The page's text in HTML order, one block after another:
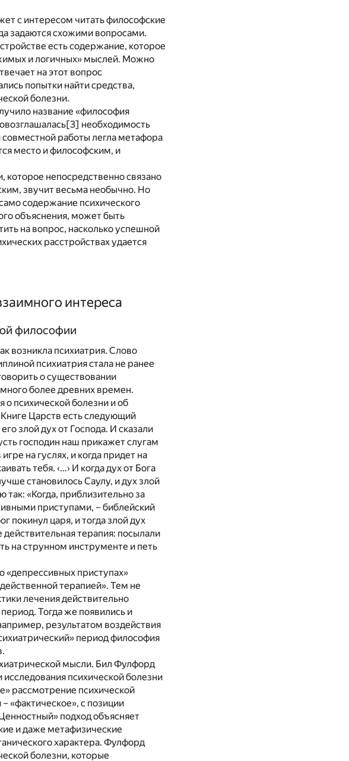
с интересом читать философские
задаются схожими вопросами.
есть содержание, которое
и логичных» мыслей. Можно
на этот вопрос
попытки найти средства,
болезни.
название «философия
[3] необходимость
работы легла метафора
место и философским, и
которое непосредственно связано
звучит весьма необычно. Но
содержание психического
объяснения, может быть
на вопрос, насколько успешной
расстройствах удается
интереса
философии
возникла психиатрия. Слово
психиатрия стала не ранее
о существовании
более древних времен.
психической болезни и об
Царств есть следующий
злой дух от Господа. И сказали
господин наш прикажет слугам
на гуслях, и когда придет на
тебя. ‹…› И когда дух от Бога
становилось Саулу, и дух злой
так: «Когда, приблизительно за
приступами, – библейский
покинул царя, и тогда злой дух
терапия: посылали
на струнном инструменте и петь
«депрессивных приступах»
терапией». Тем не
лечения действительно
Тогда же появились и
результатом воздействия
период философия
мысли. Бил Фулфорд
психической болезни
рассмотрение психической
«фактическое», с позиции
подход объясняет
и даже метафизические
характера. Фулфорд
болезни, которые